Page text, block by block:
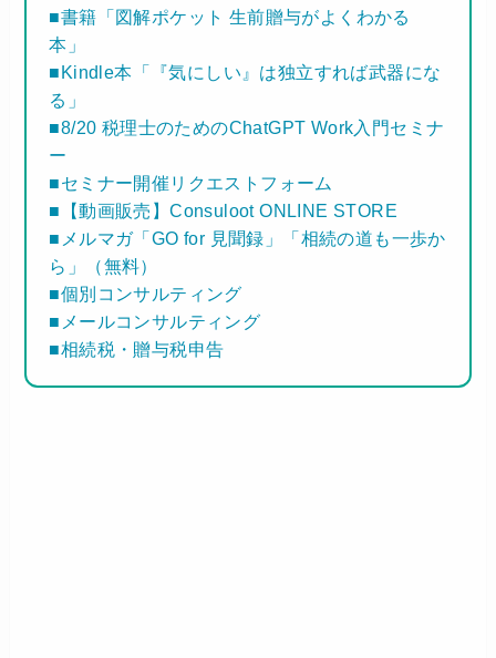
■書籍「図解ポケット 生前贈与がよくわかる
本」
■Kindle本「『気にしい』は独立すれば武器にな
る」
■8/20 税理士のためのChatGPT Work入門セミナ
ー
■セミナー開催リクエストフォーム
■【動画販売】Consuloot ONLINE STORE
■メルマガ「GO for 見聞録」「相続の道も一歩か
ら」（無料）
■個別コンサルティング
■メールコンサルティング
■相続税・贈与税申告